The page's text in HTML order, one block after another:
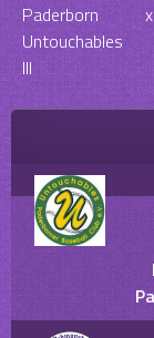
Paderborn
Untouchables
III
x